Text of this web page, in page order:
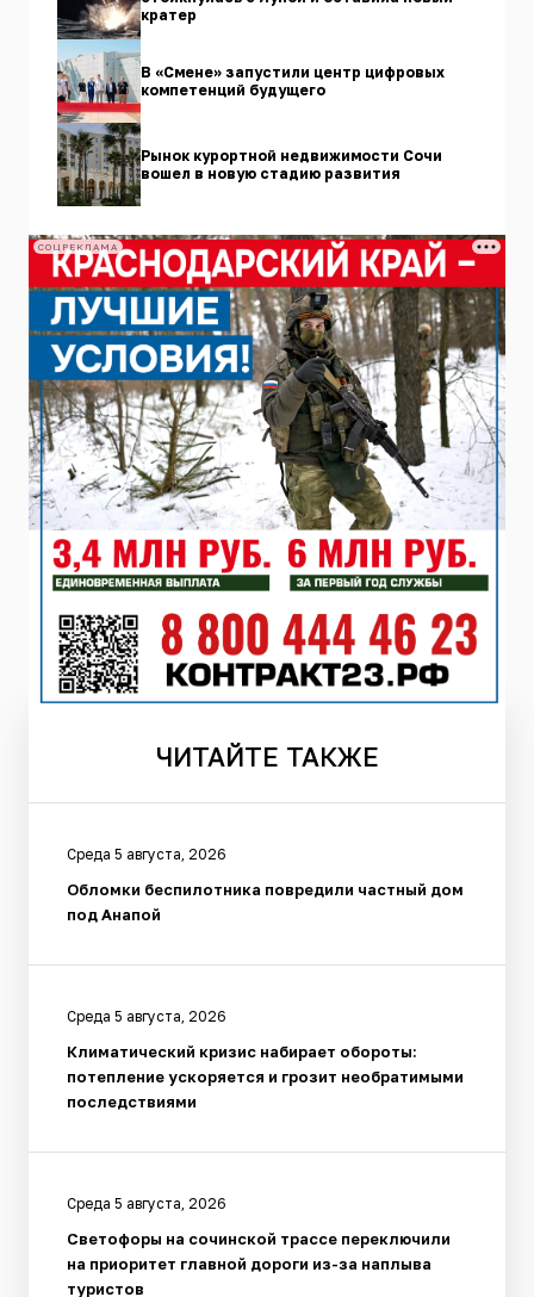
кратер
В «Смене» запустили центр цифровых
компетенций будущего
Рынок курортной недвижимости Сочи
вошел в новую стадию развития
СОЦРЕКЛАМА
ЧИТАЙТЕ ТАКЖЕ
Среда 5 августа, 2026
Обломки беспилотника повредили частный дом
под Анапой
Среда 5 августа, 2026
Климатический кризис набирает обороты:
потепление ускоряется и грозит необратимыми
последствиями
Среда 5 августа, 2026
Светофоры на сочинской трассе переключили
на приоритет главной дороги из-за наплыва
туристов